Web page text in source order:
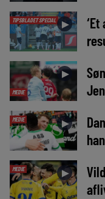
TIPSBLADET SPECIAL ►
MEDIE
►
MEDIE ►
MEDIE ►